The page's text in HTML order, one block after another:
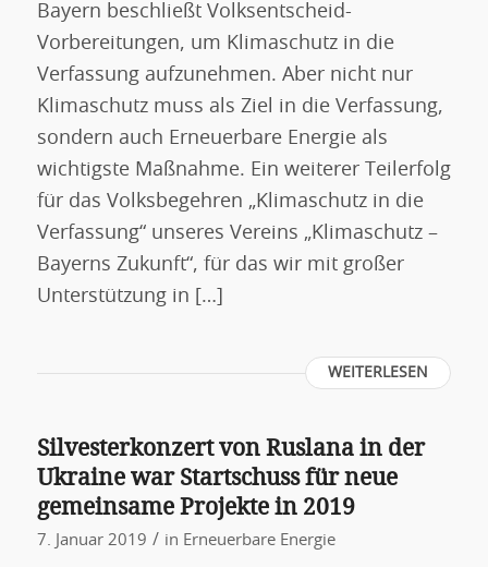
Bayern beschließt Volksentscheid-
Vorbereitungen, um Klimaschutz in die
Verfassung aufzunehmen. Aber nicht nur
Klimaschutz muss als Ziel in die Verfassung,
sondern auch Erneuerbare Energie als
wichtigste Maßnahme. Ein weiterer Teilerfolg
für das Volksbegehren „Klimaschutz in die
Verfassung“ unseres Vereins „Klimaschutz –
Bayerns Zukunft“, für das wir mit großer
Unterstützung in […]
WEITERLESEN
Silvesterkonzert von Ruslana in der
Ukraine war Startschuss für neue
gemeinsame Projekte in 2019
7. Januar 2019 / in Erneuerbare Energie